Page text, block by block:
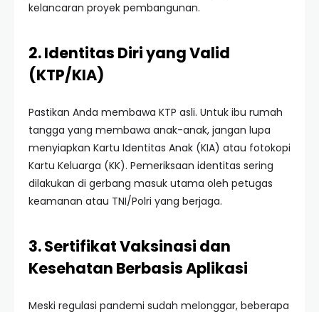
kelancaran proyek pembangunan.
2. Identitas Diri yang Valid
(KTP/KIA)
Pastikan Anda membawa KTP asli. Untuk ibu rumah
tangga yang membawa anak-anak, jangan lupa
menyiapkan Kartu Identitas Anak (KIA) atau fotokopi
Kartu Keluarga (KK). Pemeriksaan identitas sering
dilakukan di gerbang masuk utama oleh petugas
keamanan atau TNI/Polri yang berjaga.
3. Sertifikat Vaksinasi dan
Kesehatan Berbasis Aplikasi
Meski regulasi pandemi sudah melonggar, beberapa